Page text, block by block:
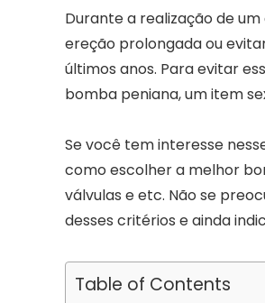
Durante a realização de
ereção prolongada ou
últimos anos. Para evitar
bomba peniana, um item
Se você tem interesse
como escolher a melhor
válvulas e etc. Não se
desses critérios e ainda
Table of Contents